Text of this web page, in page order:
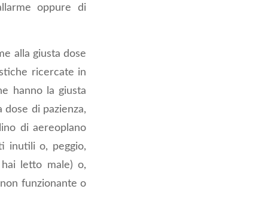
oppure di
alla giusta dose
ricercate in
hanno la giusta
di pazienza,
di aereoplano
inutili o, peggio,
letto male) o,
funzionante o